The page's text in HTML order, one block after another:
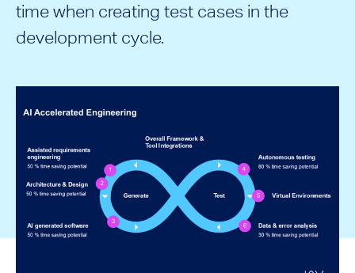
time when creating test cases in the
development cycle.